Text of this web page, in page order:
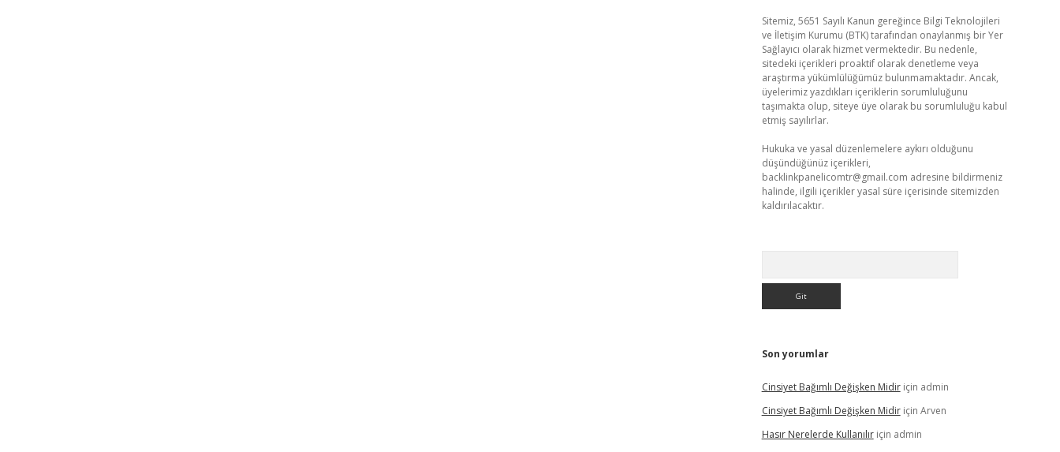
Sitemiz, 5651 Sayılı Kanun gereğince Bilgi Teknolojileri
ve İletişim Kurumu (BTK) tarafından onaylanmış bir Yer
Sağlayıcı olarak hizmet vermektedir. Bu nedenle,
sitedeki içerikleri proaktif olarak denetleme veya
araştırma yükümlülüğümüz bulunmamaktadır. Ancak,
üyelerimiz yazdıkları içeriklerin sorumluluğunu
taşımakta olup, siteye üye olarak bu sorumluluğu kabul
etmiş sayılırlar.
Hukuka ve yasal düzenlemelere aykırı olduğunu
düşündüğünüz içerikleri,
backlinkpanelicomtr@gmail.com adresine bildirmeniz
halinde, ilgili içerikler yasal süre içerisinde sitemizden
kaldırılacaktır.
Son yorumlar
Cinsiyet Bağımlı Değişken Midiriçin admin
Cinsiyet Bağımlı Değişken Midiriçin Arven
Hasır Nerelerde Kullanılıriçin admin